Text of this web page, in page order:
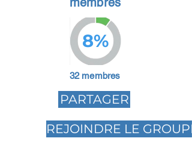
8%
32 membres
PARTAGER
REJOINDRE LE GROUPE